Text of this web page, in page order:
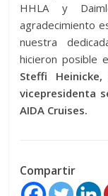
HHLA y
agradecimiento
nuestra
hicieron posible
Steffi
vicepresidenta
AIDA Cruises.
Compartir